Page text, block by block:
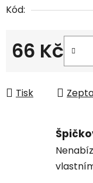
Kód:
66 Kč
Měrná cena:
Tisk